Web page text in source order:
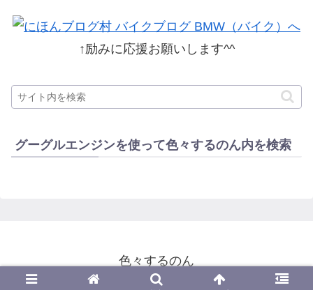
↑励みに応援お願いします^^
グーグルエンジンを使って色々するのん内を検索
色々するのん
© 2014-2026 色々するのん.